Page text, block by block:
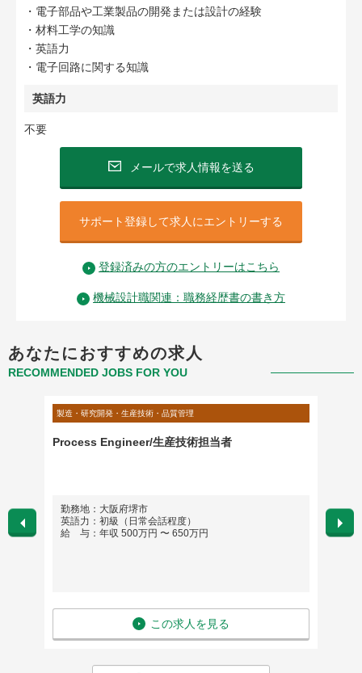
・電子部品や工業製品の開発または設計の経験
・材料工学の知識
・英語力
・電子回路に関する知識
英語力
不要
メールで求人情報を送る
サポート登録して求人にエントリーする
登録済みの方のエントリーはこちら
機械設計職関連：職務経歴書の書き方
あなたにおすすめの求人
RECOMMENDED JOBS FOR YOU
製造・研究開発・生産技術・品質管理
Process Engineer/生産技術担当者
勤務地：大阪府堺市
英語力：初級（日常会話程度）
給 与：年収 500万円 〜 650万円
この求人を見る
勤務
英語
給